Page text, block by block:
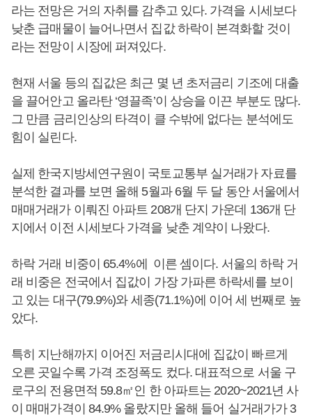
라는 전망은 거의 자취를 감추고 있다. 가격을 시세보다
낮춘 급매물이 늘어나면서 집값 하락이 본격화할 것이
라는 전망이 시장에 퍼져있다.
현재 서울 등의 집값은 최근 몇 년 초저금리 기조에 대출
을 끌어안고 올라탄 ‘영끌족’이 상승을 이끈 부분도 많다.
그 만큼 금리인상의 타격이 클 수밖에 없다는 분석에도
힘이 실린다.
실제 한국지방세연구원이 국토교통부 실거래가 자료를
분석한 결과를 보면 올해 5월과 6월 두 달 동안 서울에서
매매거래가 이뤄진 아파트 208개 단지 가운데 136개 단
지에서 이전 시세보다 가격을 낮춘 계약이 나왔다.
하락 거래 비중이 65.4%에 이른 셈이다. 서울의 하락 거
래 비중은 전국에서 집값이 가장 가파른 하락세를 보이
고 있는 대구(79.9%)와 세종(71.1%)에 이어 세 번째로 높
았다.
특히 지난해까지 이어진 저금리시대에 집값이 빠르게
오른 곳일수록 가격 조정폭도 컸다. 대표적으로 서울 구
로구의 전용면적 59.8㎡인 한 아파트는 2020~2021년 사
이 매매가격이 84.9% 올랐지만 올해 들어 실거래가가 3